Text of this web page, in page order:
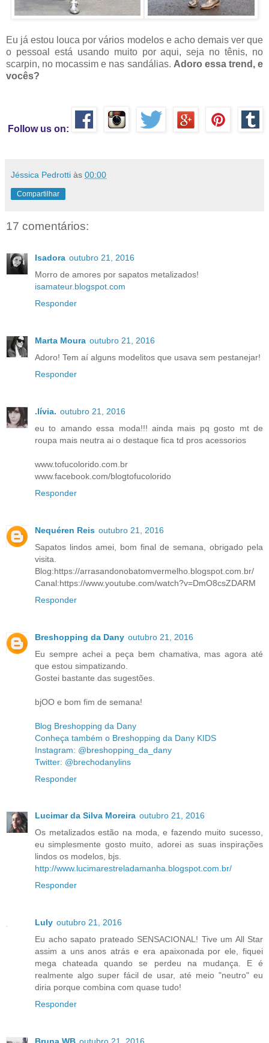
Eu já estou louca por vários modelos e acho demais ver que
o pessoal está usando muito por aqui, seja no tênis, no
scarpin, no mocassim e nas sandálias. Adoro essa trend, e
vocês?
Follow us on:
Jéssica Pedrotti às 00:00
Compartilhar
17 comentários:
Isadora outubro 21, 2016
Morro de amores por sapatos metalizados!
isamateur.blogspot.com
Responder
Marta Moura outubro 21, 2016
Adoro! Tem aí alguns modelitos que usava sem pestanejar!
Responder
.lívia. outubro 21, 2016
eu to amando essa moda!!! ainda mais pq gosto mt de
roupa mais neutra ai o destaque fica td pros acessorios
www.tofucolorido.com.br
www.facebook.com/blogtofucolorido
Responder
Nequéren Reis outubro 21, 2016
Sapatos lindos amei, bom final de semana, obrigado pela
visita.
Blog:https://arrasandonobatomvermelho.blogspot.com.br/
Canal:https://www.youtube.com/watch?v=DmO8csZDARM
Responder
Breshopping da Dany outubro 21, 2016
Eu sempre achei a peça bem chamativa, mas agora até
que estou simpatizando.
Gostei bastante das sugestões.
bjOO e bom fim de semana!
Blog Breshopping da Dany
Conheça também o Breshopping da Dany KIDS
Instagram: @breshopping_da_dany
Twitter: @brechodanylins
Responder
Lucimar da Silva Moreira outubro 21, 2016
Os metalizados estão na moda, e fazendo muito sucesso,
eu simplesmente gosto muito, adorei as suas inspirações
lindos os modelos, bjs.
http://www.lucimarestreladamanha.blogspot.com.br/
Responder
Luly outubro 21, 2016
Eu acho sapato prateado SENSACIONAL! Tive um All Star
assim a uns anos atrás e era apaixonada por ele, fiquei
mega chateada quando se perdeu na mudança. E é
realmente algo super fácil de usar, até meio "neutro" eu
diria porque combina com quase tudo!
Responder